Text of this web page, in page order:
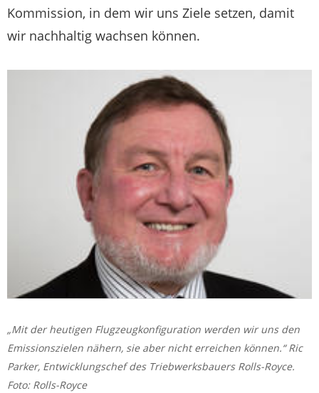
Kommission, in dem wir uns Ziele setzen, damit
wir nachhaltig wachsen können.
„Mit der heutigen Flugzeugkonfiguration werden wir uns den
Emissionszielen nähern, sie aber nicht erreichen können.“ Ric
Parker, Entwicklungschef des Triebwerksbauers Rolls-Royce.
Foto: Rolls-Royce